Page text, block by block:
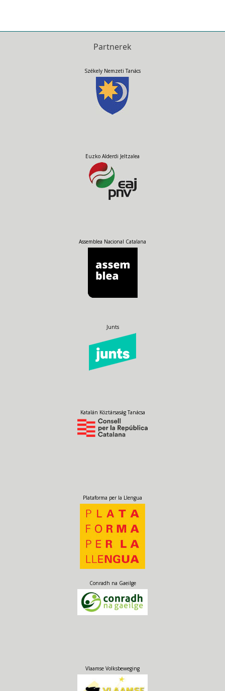
Partnerek
Székely Nemzeti Tanács
Euzko Alderdi Jeltzalea
Assemblea Nacional Catalana
Junts
Katalán Köztársaság Tanácsa
Plataforma per la Llengua
Conradh na Gaeilge
Vlaamse Volksbeweging